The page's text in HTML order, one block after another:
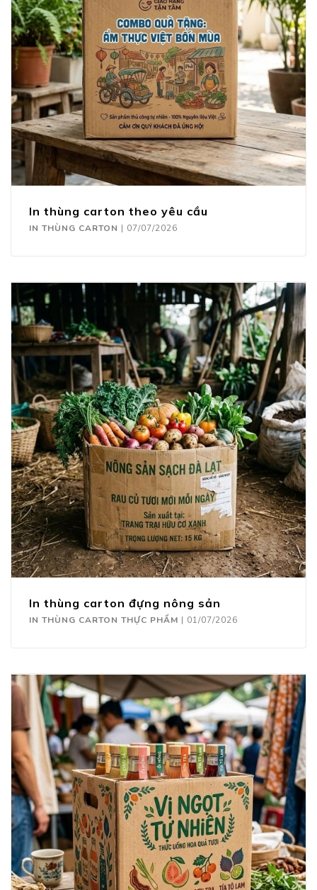
In thùng carton theo yêu cầu
IN THÙNG CARTON | 07/07/2026
In thùng carton đựng nông sản
IN THÙNG CARTON THỰC PHẨM | 01/07/2026